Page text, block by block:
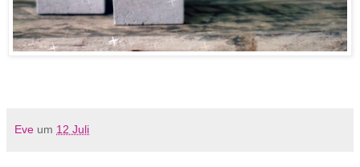
Eve um 12 Juli